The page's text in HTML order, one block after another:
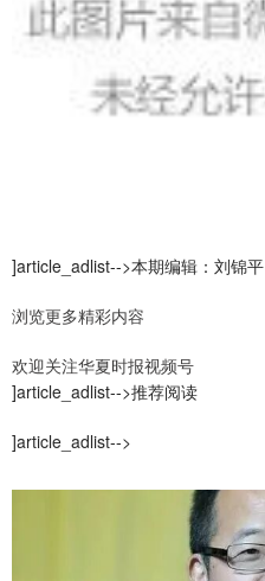
]article_adlist-->本期编辑：刘锦平
浏览更多精彩内容
欢迎关注华夏时报视频号
]article_adlist-->推荐阅读
]article_adlist-->